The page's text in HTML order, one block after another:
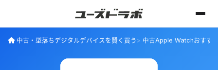
中古・型落ちデジタルデバイスを賢く買う 中古Apple Watchおすす